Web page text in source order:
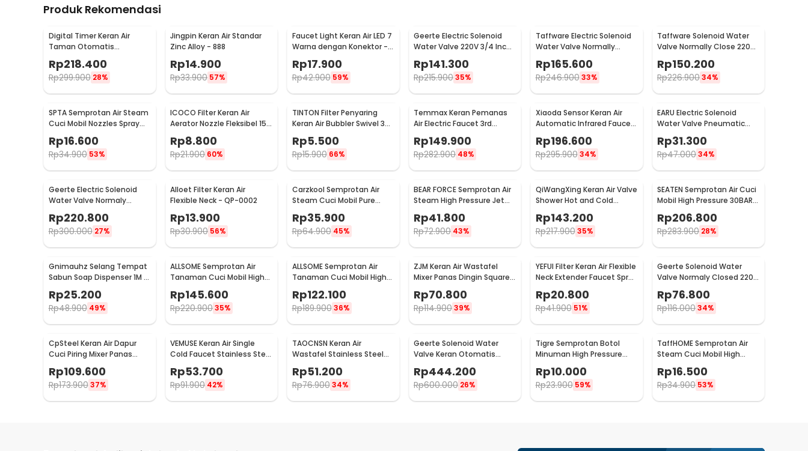
Produk Rekomendasi
Digital Timer Keran Air
Taman Otomatis
Programmable Garden
Irrigation - 1383
Rp218.400
Rp299.900 28%
Jingpin Keran Air Standar
Zinc Alloy - 888
Rp14.900
Rp33.900 57%
Faucet Light Keran Air LED 7
Warna dengan Konektor -
Rp17.900
Rp42.900 59%
Geerte Electric Solenoid
Water Valve 220V 3/4 Inch
Normally Closed - 2W-200-
20
Rp141.300
Rp215.90035%
Taffware Electric Solenoid
Water Valve Normally
Closed 220V 3/4 Inch - 2W-
200-20
Rp165.600
Rp246.900 33%
Taffware Solenoid Water
Valve Normally Close 220V
Rp150.200
Rp226.90034%
SPTA Semprotan Air Steam
Cuci Mobil Nozzles Spray
Water Gun - W204
Rp16.600
Rp34.900 53%
ICOCO Filter Keran Air
Aerator Nozzle Fleksibel 15
cm - ZM637
Rp8.800
Rp21.900 60%
TINTON Filter Penyaring
Keran Air Bubbler Swivel 360
Rp5.500
Rp15.900 66%
Temmax Keran Pemanas
Air Electric Faucet 3rd
008
Rp149.900
Rp282.900 48%
Xiaoda Sensor Keran Air
Automatic Infrared Faucet
- HD-ZNJSQ-02
Rp196.600
Rp295.900 34%
EARU Electric Solenoid
Water Valve Pneumatic
Pressure 220V - FCD-180B
Rp31.300
Rp47.00034%
Geerte Electric Solenoid
Water Valve Normaly
Closed 220V 1 Inch DN25 -
2W-250-25
Rp220.800
Rp300.000 27%
Alloet Filter Keran Air
Flexible Neck - QP-0002
Rp13.900
Rp30.900 56%
Carzkool Semprotan Air
Steam Cuci Mobil Pure
Copper Water Gun - CZ207
Rp35.900
Rp64.900 45%
BEAR FORCE Semprotan Air
Steam High Pressure Jet
Mobil Water Gun - WR345
Rp41.800
Rp72.900 43%
QiWangXing Keran Air Valve
Shower Hot and Cold
Stainless Steel - A-770
Rp143.200
Rp217.900 35%
SEATEN Semprotan Air Cuci
Mobil High Pressure 30BAR
with 5M Hose - PT008-01
Rp206.800
Rp283.900 28%
Gnimauhz Selang Tempat
Sabun Soap Dispenser 1M -
Rp25.200
Rp48.900 49%
ALLSOME Semprotan Air
Tanaman Cuci Mobil High
Pressure with Hose 15M -
PT009
Rp145.600
Rp220.90035%
ALLSOME Semprotan Air
Tanaman Cuci Mobil High
PT009
Rp122.100
Rp189.900 36%
ZJM Keran Air Wastafel
Mixer Panas Dingin Square
Bathroom Faucet Tap -
LB2982
Rp70.800
Rp114.90039%
YEFUI Filter Keran Air Flexible
Neck Extender Faucet Spray
Head - H5607
Rp20.800
Rp41.900 51%
Geerte Solenoid Water
Valve Normaly Closed 220V
2 Point 1/4 Inch - 2W-025-
08
Rp76.800
Rp116.00034%
CpSteel Keran Air Dapur
Cuci Piring Mixer Panas
Dingin Pull Out Rinser -
CP12
Rp109.600
Rp173.900 37%
VEMUSE Keran Air Single
Cold Faucet Stainless Steel
- WB132
Rp53.700
Rp91.900 42%
TAOCNSN Keran Air
Wastafel Stainless Steel
Rp51.200
Rp76.900 34%
Geerte Solenoid Water
Valve Keran Otomatis
- 2W-400-40
Rp444.200
Rp600.000 26%
Tigre Semprotan Botol
Minuman High Pressure
TS01
Rp10.000
Rp23.900 59%
TaffHOME Semprotan Air
Steam Cuci Mobil High
Pressure Gun - 888
Rp16.500
Rp34.900 53%